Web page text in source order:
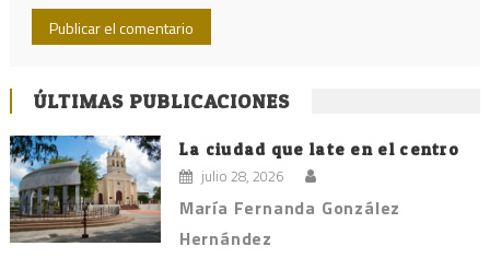
ÚLTIMAS PUBLICACIONES
La ciudad que late en el centro
julio 28, 2026
María Fernanda González
Hernández